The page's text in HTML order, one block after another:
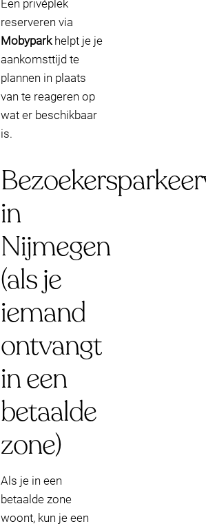
Een privéplek
reserveren via
Mobyparkhelpt je je
aankomsttijd te
plannen in plaats
van te reageren op
wat er beschikbaar
is.
in
Nijmegen
(als je
iemand
ontvangt
in een
betaalde
zone)
Als je in een
betaalde zone
woont, kun je een